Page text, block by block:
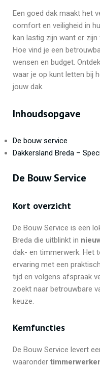
Een goed dak maakt het
comfort en veiligheid in
kan lastig zijn want er zijn
Hoe vind je een
wensen en budget.
waar je op kunt letten bij
jouw dak.
Inhoudsopgave
De bouw service
Dakkersland Breda –
De Bouw Service
Kort overzicht
De Bouw Service is een
Breda die uitblinkt in
dak- en timmerwerk. Het
ervaring met een
tijd en volgens afspraak
zoekt naar betrouwbare
keuze.
Kernfuncties
De Bouw Service levert
waaronder